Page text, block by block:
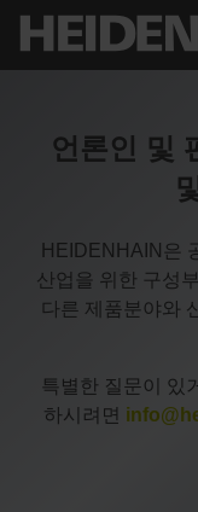
언론인 및
HEIDENHAIN은
산업을 위한 구성
다른 제품분야와
특별한 질문이 있
하시려면